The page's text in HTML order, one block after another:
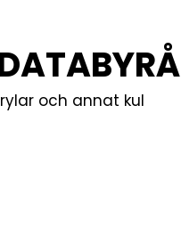
och annat kul